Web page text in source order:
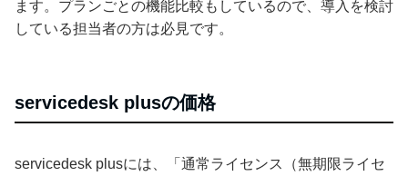
ます。プランごとの機能比較もしているので、導入を検討
している担当者の方は必見です。
servicedesk plusの価格
servicedesk plusには、「通常ライセンス（無期限ライセ